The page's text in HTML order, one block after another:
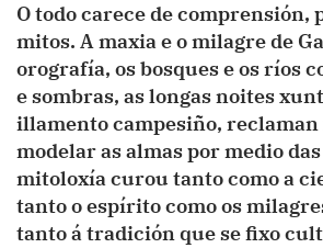
O todo carece de comprensión,
mitos. A maxia e o milagre de
orografía, os bosques e os ríos
e sombras, as longas noites
illamento campesiño,
modelar as almas por medio
mitoloxía curou tanto como a
tanto o espírito como os
tanto á tradición que se fixo